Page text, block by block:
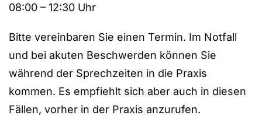
08:00 – 12:30 Uhr
Bitte vereinbaren Sie einen Termin. Im Notfall
und bei akuten Beschwerden können Sie
während der Sprechzeiten in die Praxis
kommen. Es empfiehlt sich aber auch in diesen
Fällen, vorher in der Praxis anzurufen.